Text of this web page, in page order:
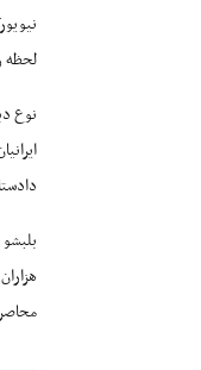
نوع